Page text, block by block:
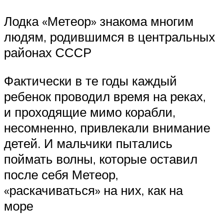
Лодка «Метеор» знакома многим
людям, родившимся в центральных
районах СССР
Фактически в те годы каждый
ребенок проводил время на реках,
и проходящие мимо корабли,
несомненно, привлекали внимание
детей. И мальчики пытались
поймать волны, которые оставил
после себя Метеор,
«раскачиваться» на них, как на
море